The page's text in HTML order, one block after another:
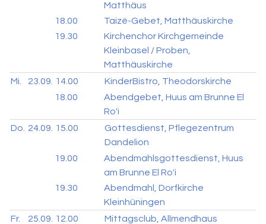
Matthäus
18.00
Taizé-Gebet, Matthäuskirche
19.30
Kirchenchor Kirchgemeinde
Kleinbasel / Proben,
Matthäuskirche
Mi.
23.09. 14.00
KinderBistro, Theodorskirche
18.00
Abendgebet, Huus am Brunne El
Ro'i
Do.
24.09. 15.00
Gottesdienst, Pflegezentrum
Dandelion
19.00
Abendmahlsgottesdienst, Huus
am Brunne El Ro'i
19.30
Abendmahl, Dorfkirche
Kleinhüningen
Fr.
25.09. 12.00
Mittagsclub, Allmendhaus